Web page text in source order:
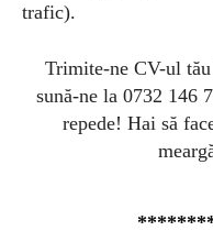
trafic).
Trimite-ne CV-ul
sună-ne la 0732 146
repede! Hai să